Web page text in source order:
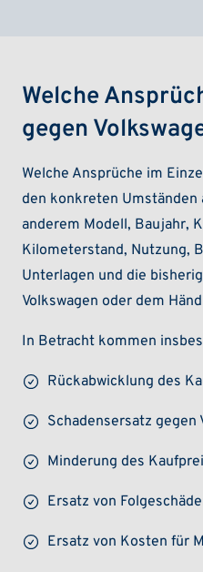
Welche
gegen
Welche Ansprüche im
den konkreten
anderem Modell, Baujahr,
Kilometerstand, Nutzung,
Unterlagen und die
Volkswagen oder dem
In Betracht kommen
Rückabwicklung des
Schadensersatz gegen
Minderung des
Ersatz von
Ersatz von Kosten für